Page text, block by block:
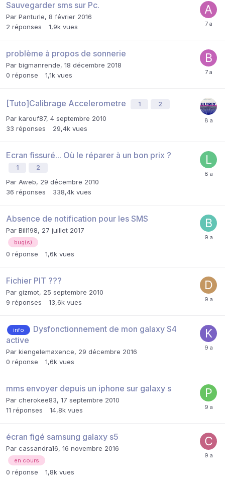
Sauvegarder sms sur Pc.
Par Panturle, 8 février 2016
2 réponses 1,9k vues
problème à propos de sonnerie
Par bigmanrende, 18 décembre 2018
0 réponse 1,1k vues
[Tuto]Calibrage Accelerometre 1 2
Par karouf87, 4 septembre 2010
33 réponses 29,4k vues
Ecran fissuré... Où le réparer à un bon prix ?
1 2
Par Aweb, 29 décembre 2010
36 réponses 338,4k vues
Absence de notification pour les SMS
Par Bill198, 27 juillet 2017
bug(s)
0 réponse 1,6k vues
Fichier PIT ???
Par gizmot, 25 septembre 2010
9 réponses 13,6k vues
info
Dysfonctionnement de mon galaxy S4
active
Par kiengelemaxence, 29 décembre 2016
0 réponse 1,6k vues
mms envoyer depuis un iphone sur galaxy s
Par cherokee83, 17 septembre 2010
11 réponses 14,8k vues
écran figé samsung galaxy s5
Par cassandra16, 16 novembre 2016
en cours
0 réponse 1,8k vues